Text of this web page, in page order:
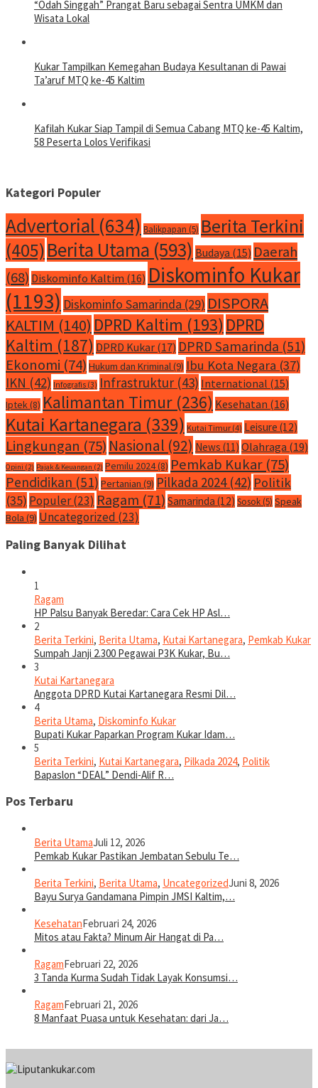
“Odah Singgah” Prangat Baru sebagai Sentra UMKM dan
Wisata Lokal
Kukar Tampilkan Kemegahan Budaya Kesultanan di Pawai
Ta’aruf MTQ ke-45 Kaltim
Kafilah Kukar Siap Tampil di Semua Cabang MTQ ke-45 Kaltim,
58 Peserta Lolos Verifikasi
Kategori Populer
Advertorial (634) Balikpapan (5) Berita Terkini
(405)Berita Utama (593) Budaya (15) Daerah
(68) Diskominfo Kaltim (16) Diskominfo Kukar
(1193) Diskominfo Samarinda (29) DISPORA
KALTIM (140) DPRD Kaltim (193) DPRD
Kaltim (187) DPRD Kukar (17) DPRD Samarinda (51)
Ekonomi (74) Hukum dan Kriminal(9) Ibu Kota Negara (37)
IKN (42) Infografis (3) Infrastruktur (43) International (15)
Iptek(8) Kalimantan Timur (236) Kesehatan (16)
Kutai Kartanegara (339) Kutai Timur (4) Leisure (12)
Lingkungan (75) Nasional (92) News (11) Olahraga (19)
Opini (2) Pajak & Keuangan (2) Pemilu 2024(8) Pemkab Kukar (75)
Pendidikan (51) Pertanian (9) Pilkada 2024(42) Politik
(35) Populer(23) Ragam (71) Samarinda (12) Sosok(5) Speak
Bola (9) Uncategorized (23)
Paling Banyak Dilihat
1
Ragam
HP Palsu Banyak Beredar: Cara Cek HP Asl…
2
Berita Terkini, Berita Utama, Kutai Kartanegara, Pemkab Kukar
Sumpah Janji 2.300 Pegawai P3K Kukar, Bu…
3
Kutai Kartanegara
Anggota DPRD Kutai Kartanegara Resmi Dil…
4
Berita Utama, Diskominfo Kukar
Bupati Kukar Paparkan Program Kukar Idam…
5
Berita Terkini, Kutai Kartanegara, Pilkada 2024, Politik
Bapaslon “DEAL” Dendi-Alif R…
Pos Terbaru
Berita UtamaJuli 12, 2026
Pemkab Kukar Pastikan Jembatan Sebulu Te…
Berita Terkini, Berita Utama, UncategorizedJuni 8, 2026
Bayu Surya Gandamana Pimpin JMSI Kaltim,…
KesehatanFebruari 24, 2026
Mitos atau Fakta? Minum Air Hangat di Pa…
RagamFebruari 22, 2026
3 Tanda Kurma Sudah Tidak Layak Konsumsi…
RagamFebruari 21, 2026
8 Manfaat Puasa untuk Kesehatan: dari Ja…